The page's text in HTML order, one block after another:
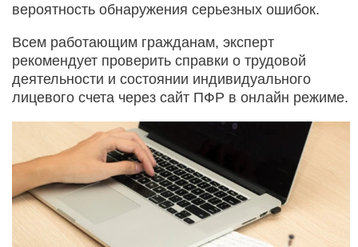
вероятность обнаружения серьезных ошибок.
Всем работающим гражданам, эксперт
рекомендует проверить справки о трудовой
деятельности и состоянии индивидуального
лицевого счета через сайт ПФР в онлайн режиме.